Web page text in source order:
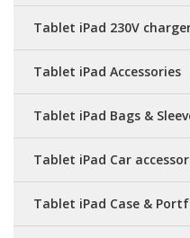
Tablet iPad 230V
Tablet iPad Accessories
Tablet iPad Bags &
Tablet iPad Car
Tablet iPad Case &